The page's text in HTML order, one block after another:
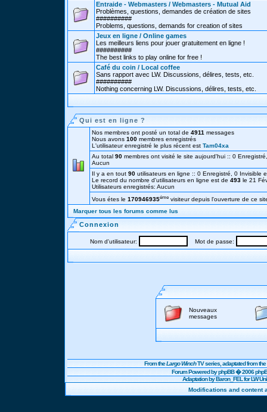
Entraide - Webmasters / Webmasters - Mutual Aid
Problèmes, questions, demandes de création de sites
##########
Problems, questions, demands for creation of sites
Jeux en ligne / Online games
Les meilleurs liens pour jouer gratuitement en ligne !
##########
The best links to play online for free !
Café du coin / Local coffee
Sans rapport avec LW. Discussions, délires, tests, etc.
##########
Nothing concerning LW. Discussions, délires, tests, etc.
Qui est en ligne ?
Nos membres ont posté un total de 4911 messages
Nous avons 100 membres enregistrés
L'utilisateur enregistré le plus récent est Tam04xa
Au total 90 membres ont visité le site aujourd'hui :: 0
Aucun
Il y a en tout 90 utilisateurs en ligne :: 0 Enregistré, 0
Le record du nombre d'utilisateurs en ligne est de 493 le 21
Utilisateurs enregistrés: Aucun
Vous étes le 170946935éme visiteur depuis l'ouverture de ce
Marquer tous les forums comme lus
Connexion
Nom d'utilisateur: Mot de passe:
Nouveaux
messages
From theLargo WinchTV series, adaptated from
Forum Powered byphpBB� 2006
Adaptation by Baron_FEL for LW
Modifications and content